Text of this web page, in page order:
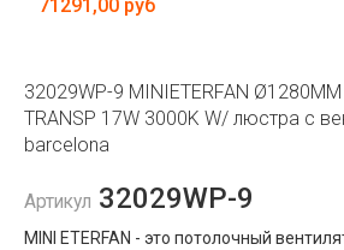
71291,00 руб
32029WP-9 MINIETERFAN Ø1280MM
TRANSP 17W 3000K W/ люстра с
barcelona
Артикул 32029WP-9
MINI ETERFAN - это потолочный